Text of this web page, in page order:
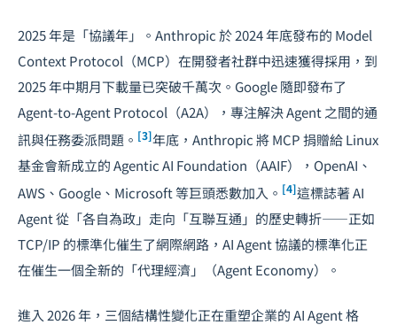
2025 年是「協議年」。Anthropic 於 2024 年底發布的 Model
Context Protocol（MCP）在開發者社群中迅速獲得採用，到
2025 年中期月下載量已突破千萬次。Google 隨即發布了
Agent-to-Agent Protocol（A2A），專注解決 Agent 之間的通
訊與任務委派問題。 [3]年底，Anthropic 將 MCP 捐贈給 Linux
基金會新成立的 Agentic AI Foundation（AAIF），OpenAI、
AWS、Google、Microsoft 等巨頭悉數加入。 [4]這標誌著 AI
Agent 從「各自為政」走向「互聯互通」的歷史轉折——正如
TCP/IP 的標準化催生了網際網路，AI Agent 協議的標準化正
在催生一個全新的「代理經濟」（Agent Economy）。
進入 2026 年，三個結構性變化正在重塑企業的 AI Agent 格